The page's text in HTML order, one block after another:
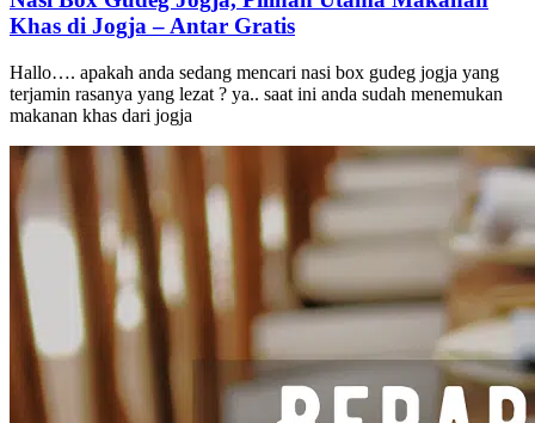
Khas di Jogja – Antar Gratis
Hallo…. apakah anda sedang mencari nasi box gudeg jogja yang
terjamin rasanya yang lezat ? ya.. saat ini anda sudah menemukan
makanan khas dari jogja